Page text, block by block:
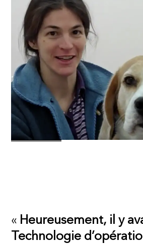
« Heureusement, il y
Technologie